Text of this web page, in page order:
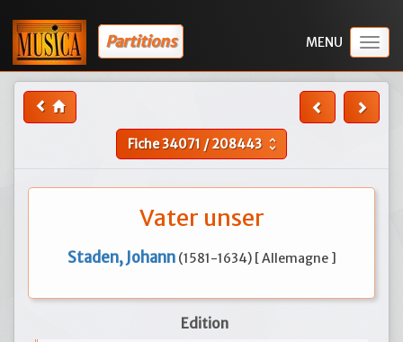
Partitions
Fiche34071 /208443 unfold_more
Vater unser
Staden, Johann (1581-1634) [ Allemagne ]
Edition